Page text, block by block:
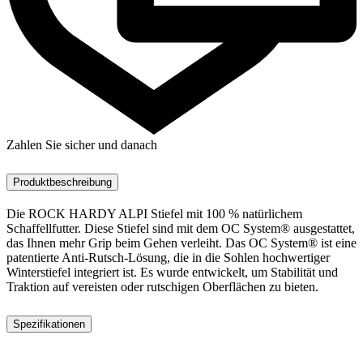
Zahlen Sie sicher und danach
Produktbeschreibung
Die ROCK HARDY ALPI Stiefel mit 100 % natürlichem
Schaffellfutter. Diese Stiefel sind mit dem OC System® ausgestattet,
das Ihnen mehr Grip beim Gehen verleiht. Das OC System® ist eine
patentierte Anti-Rutsch-Lösung, die in die Sohlen hochwertiger
Winterstiefel integriert ist. Es wurde entwickelt, um Stabilität und
Traktion auf vereisten oder rutschigen Oberflächen zu bieten.
Spezifikationen